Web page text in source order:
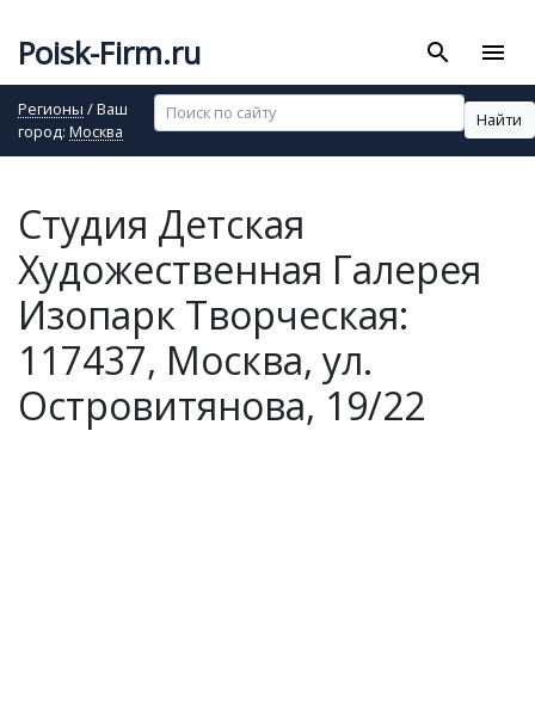
Poisk-Firm.ru search menu
Регионы / Ваш
город: Москва
Найти
Студия Детская
Художественная Галерея
Изопарк Творческая:
117437, Москва, ул.
Островитянова, 19/22